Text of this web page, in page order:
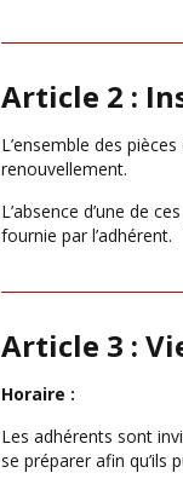
Article 2 :
L’ensemble des
renouvellement.
L’absence d’une de
fournie par l’adhérent.
Article 3 :
Horaire :
Les adhérents sont
se préparer afin qu’ils